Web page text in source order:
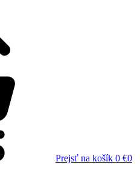
Prejsť na košík 0 €0